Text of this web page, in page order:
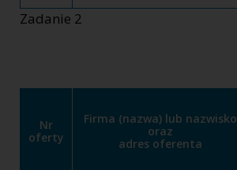
Zadanie 2
Nr
oferty
Firma (nazwa) lub nazwisko
oraz
adres oferenta